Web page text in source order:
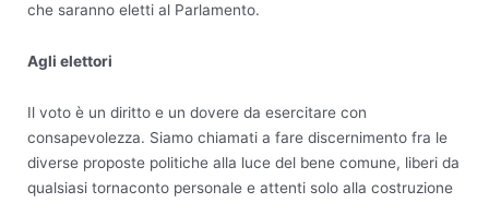
che saranno eletti al Parlamento.
Agli elettori
Il voto è un diritto e un dovere da esercitare con
consapevolezza. Siamo chiamati a fare discernimento fra le
diverse proposte politiche alla luce del bene comune, liberi da
qualsiasi tornaconto personale e attenti solo alla costruzione